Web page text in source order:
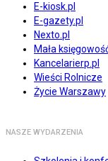
E-kiosk.pl
E-gazety.pl
Nexto.pl
Mała
Kancelarierp.pl
Wieści Rolnicze
Życie Warszawy
NASZE WYDARZENIA